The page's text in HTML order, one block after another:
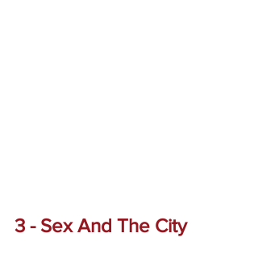
3 - Sex And The City